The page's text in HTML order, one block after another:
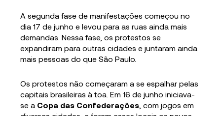
A segunda fase de manifestações começou no
dia 17 de junho e levou para as ruas ainda mais
demandas. Nessa fase, os protestos se
expandiram para outras cidades e juntaram ainda
mais pessoas do que São Paulo.
Os protestos não começaram a se espalhar pelas
capitais brasileiras à toa. Em 16 de junho iniciava-
se a Copa das Confederações , com jogos em